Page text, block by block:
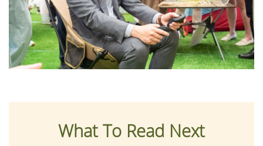
What To Read Next